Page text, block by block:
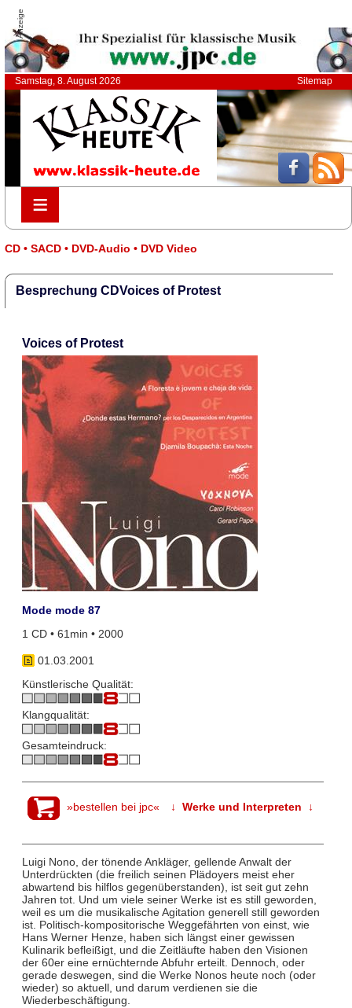
Anzeige
Samstag, 8. August 2026 Sitemap
≡
≡
CD • SACD • DVD-Audio • DVD Video
Besprechung CDVoices of Protest
Voices of Protest
Mode mode 87
1 CD • 61min • 2000
01.03.2001
Künstlerische Qualität:
Klangqualität:
Gesamteindruck:
»bestellen bei jpc« ↓ Werke und Interpreten ↓
Luigi Nono, der tönende Ankläger, gellende Anwalt der
Unterdrückten (die freilich seinen Plädoyers meist eher
abwartend bis hilflos gegenüberstanden), ist seit gut zehn
Jahren tot. Und um viele seiner Werke ist es still geworden,
weil es um die musikalische Agitation generell still geworden
ist. Politisch-kompositorische Weggefährten von einst, wie
Hans Werner Henze, haben sich längst einer gewissen
Kulinarik befleißigt, und die Zeitläufte haben den Visionen
der 60er eine ernüchternde Abfuhr erteilt. Dennoch, oder
gerade deswegen, sind die Werke Nonos heute noch (oder
wieder) so aktuell, und darum verdienen sie die
Wiederbeschäftigung.